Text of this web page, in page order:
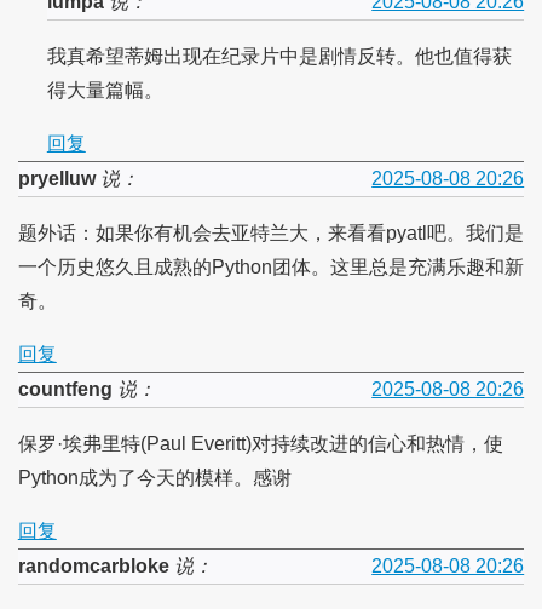
我真希望蒂姆出现在纪录片中是剧情反转。他也值得获
得大量篇幅。
回复
pryelluw说： 2025-08-08 20:26
题外话：如果你有机会去亚特兰大，来看看pyatl吧。我们是
一个历史悠久且成熟的Python团体。这里总是充满乐趣和新
奇。
回复
countfeng 说： 2025-08-08 20:26
保罗·埃弗里特(Paul Everitt)对持续改进的信心和热情，使
Python成为了今天的模样。感谢
回复
randomcarbloke说： 2025-08-08 20:26